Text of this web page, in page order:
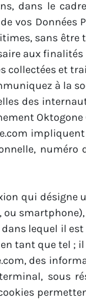
dans le
vos Données
sans
aux
collectées et
à la
des
numéro
qui
lequel il
tant que tel ;
des
sous